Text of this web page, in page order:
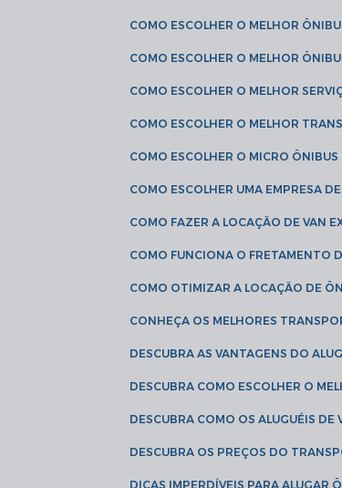
COMO ESCOLHER O MELHOR
COMO ESCOLHER O MELHOR
COMO ESCOLHER O MELHOR
COMO ESCOLHER O MELHOR
COMO ESCOLHER O MICRO
COMO ESCOLHER UMA EMPRESA
COMO FAZER A LOCAÇÃO DE VAN
COMO FUNCIONA O FRETAMENTO
COMO OTIMIZAR A LOCAÇÃO DE
CONHEÇA OS MELHORES
DESCUBRA AS VANTAGENS DO
DESCUBRA COMO ESCOLHER O
DESCUBRA COMO OS ALUGUÉIS
DESCUBRA OS PREÇOS DO
DICAS IMPERDÍVEIS PARA ALUGAR